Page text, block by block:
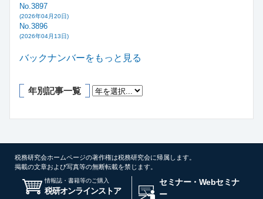
No.3897
(2026年04月20日)
No.3896
(2026年04月13日)
バックナンバーをもっと見る
年別記事一覧
税務研究会ホームページの著作権は税務研究会に帰属します。
掲載の文章および写真等の無断転載を禁じます。
情報誌・書籍等のご購入
税研オンラインストア
セミナー・Webセミナ
ー